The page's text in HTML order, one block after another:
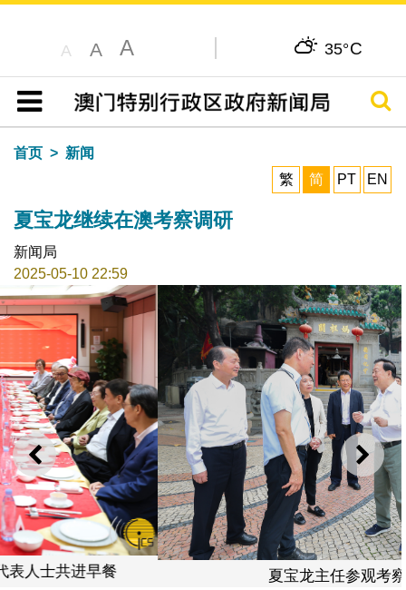
A A A 35°C
目录
搜寻
首页
新闻
繁
简 PT EN
夏宝龙继续在澳考察调研
新闻局
2025-05-10 22:59
上一则 下一
夏宝龙主任参观考察妈阁庙